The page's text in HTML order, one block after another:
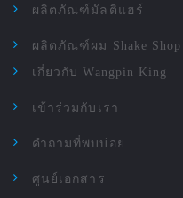
ผลิตภัณฑ์มัลติแฮร์
ผลิตภัณฑ์ผม Shake Shop
เกี่ยวกับ Wangpin King
เข้าร่วมกับเรา
คำถามที่พบบ่อย
ศูนย์เอกสาร